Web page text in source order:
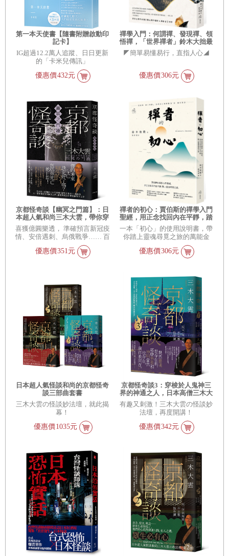
第一本天使書【隨書附贈啟動印
記卡】
IG超過12.2萬人追蹤、日日更新
的「卡米兒傳訊」
優惠價432元
禪學入門：何謂禪、發現禪、領
悟禪，「世界禪者」鈴木大拙最
具影響力經典代表作
◤簡單易懂易行，直指人心◢
優惠價306元
京都怪奇談【幽冥之門篇】：日
本超人氣和尚三木大雲，帶你穿
梭幽冥之門、細緻導覽善惡果報
的警世之作
喜獲億圓樂透， 準確預言新冠疫
情、安倍遇刺、烏俄戰爭…… 百
萬YTR【老高與小茉】也折服那
個男人， 三木大雲の妙法壇 再
優惠價351元
禪者的初心：賈伯斯的禪學入門
聖經，用正念找回內在平靜，踏
上靈魂尋覓之旅(二版)
一本「初心」的使用說明書，帶
你踏上靈魂尋覓之旅的萬能金
優惠價306元
日本超人氣怪談和尚的京都怪奇
談三部曲套書
三木大雲の怪談妙法壇，就此揭
幕！
優惠價1035元
京都怪奇談3：穿梭於人鬼神三
界的神通之人，日本高僧三木大
雲所經歷的「離奇怪誕世界」
有趣又刺激！三木大雲の怪談妙
法壇，再度開講！
優惠價342元